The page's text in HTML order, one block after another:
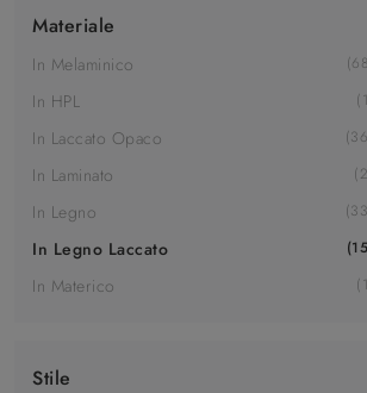
Materiale
In Melaminico 68
In HPL 1
In Laccato Opaco 36
In Laminato 2
In Legno 33
In Legno Laccato 15
In Materico 1
Stile